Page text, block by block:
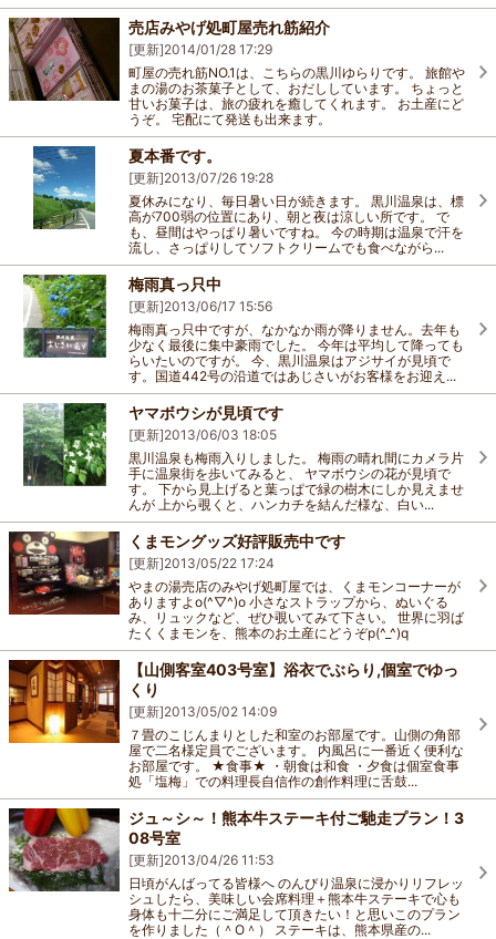
売店みやげ処町屋売れ筋紹介
[更新]2014/01/28 17:29
町屋の売れ筋NO.1は、こちらの黒川ゆらりです。 旅館や
まの湯のお茶菓子として、おだししています。 ちょっと
甘いお菓子は、旅の疲れを癒してくれます。 お土産にど
うぞ。 宅配にて発送も出来ます。
夏本番です。
[更新]2013/07/26 19:28
夏休みになり、毎日暑い日が続きます。 黒川温泉は、標
高が700弱の位置にあり、朝と夜は涼しい所です。 で
も、昼間はやっぱり暑いですね。 今の時期は温泉で汗を
流し、さっぱりしてソフトクリームでも食べながら...
梅雨真っ只中
[更新]2013/06/17 15:56
梅雨真っ只中ですが、なかなか雨が降りません。去年も
少なく最後に集中豪雨でした。 今年は平均して降っても
らいたいのですが。 今、黒川温泉はアジサイが見頃で
す。国道442号の沿道ではあじさいがお客様をお迎え...
ヤマボウシが見頃です
[更新]2013/06/03 18:05
黒川温泉も梅雨入りしました。 梅雨の晴れ間にカメラ片
手に温泉街を歩いてみると、 ヤマボウシの花が見頃で
す。 下から見上げると葉っぱで緑の樹木にしか見えませ
んが 上から覗くと、ハンカチを結んだ様な、白い...
くまモングッズ好評販売中です
[更新]2013/05/22 17:24
やまの湯売店のみやげ処町屋では、くまモンコーナーが
ありますよo(^▽^)o 小さなストラップから、ぬいぐる
み、リュックなど、ぜひ覗いてみて下さい。 世界に羽ば
たくくまモンを、熊本のお土産にどうぞp(^_^)q
【山側客室403号室】浴衣でぶらり,個室でゆっ
くり
[更新]2013/05/02 14:09
７畳のこじんまりとした和室のお部屋です。山側の角部
屋で二名様定員でございます。 内風呂に一番近く便利な
お部屋です。 ★食事★ ・朝食は和食 ・夕食は個室食事
処「塩梅」での料理長自信作の創作料理に舌鼓...
ジュ～シ～！熊本牛ステーキ付ご馳走プラン！3
08号室
[更新]2013/04/26 11:53
日頃がんばってる皆様へ のんびり温泉に浸かりリフレッ
シュしたら、美味しい会席料理＋熊本牛ステーキで心も
身体も十二分にご満足して頂きたい！と思いこのプラン
を作りました（＾O＾） ステーキは、熊本県産の...